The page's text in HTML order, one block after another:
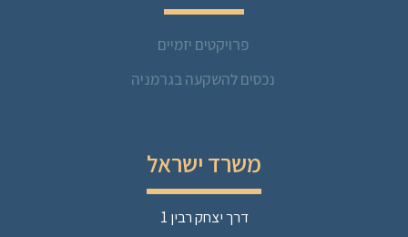
פרויקטים יזמיים
נכסים להשקעה בגרמניה
משרד ישראל
דרך יצחק רבין 1